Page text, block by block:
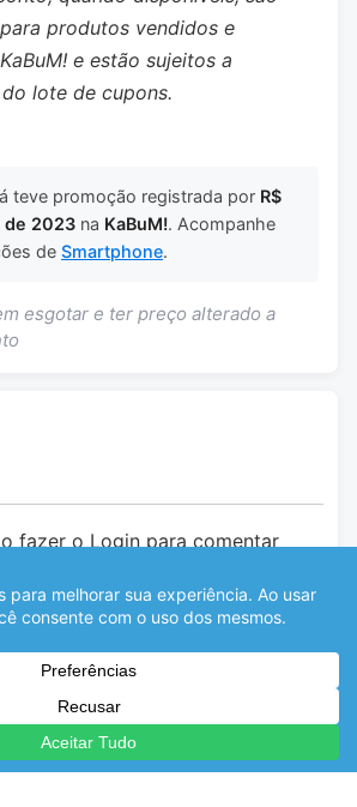
produtos vendidos e
e estão sujeitos a
lote de cupons.
teve promoção registrada por R$
de 2023 na KaBuM!. Acompanhe
de Smartphone.
esgotar e ter preço alterado a
fazer o Login para comentar